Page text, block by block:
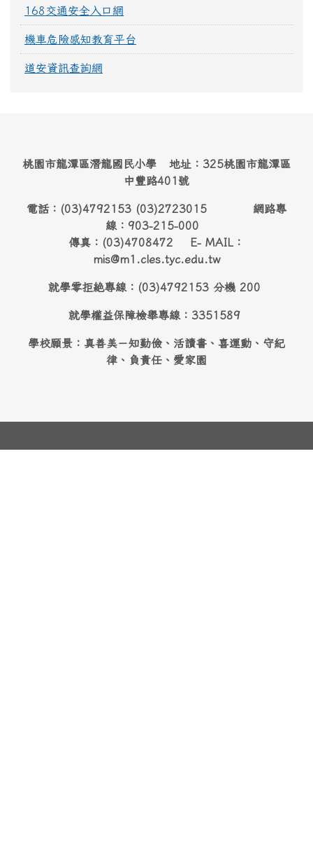
168交通安全入口網
機車危險感知教育平台
道安資訊查詢網
桃園市龍潭區潛龍國民小學 地址：325桃園市龍潭區
中豐路401號
電話：(03)4792153 (03)2723015 網路專
線：903-215-000
傳真：(03)4708472 E- MAIL：
mis@m1.cles.tyc.edu.tw
就學零拒絶專線：(03)4792153 分機 200
就學權益保障檢舉專線：3351589
學校願景：真善美－知勤儉、活讀書、喜運動、守紀
律、負責任、愛家園